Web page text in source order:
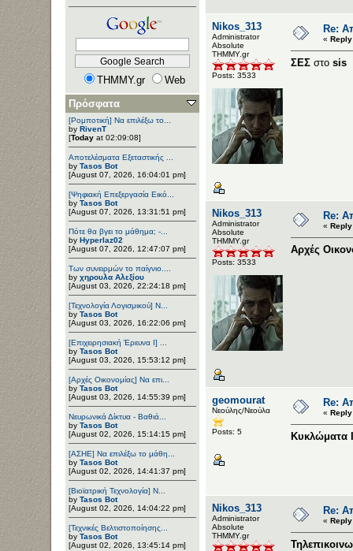
THMMY.gr
Web
Πρόσφατα
[Ρομποτική] Να επιλέξω το...
by RivenT
[Today at 02:09:08]
Αποτελέσματα Εξεταστικής ...
by Tasos Bot
[August 07, 2026, 16:04:01 pm]
[Ψηφιακή Επεξεργασία Εικό...
by Tasos Bot
[August 07, 2026, 13:31:51 pm]
Πότε θα βγει το μάθημα; -...
by Hyperlaz02
[August 07, 2026, 12:47:07 pm]
Των συνειρμών το παίγνιο....
by χηρουλα Αλεξίου
[August 03, 2026, 22:24:18 pm]
[Τεχνολογία Λογισμικού] Ν...
by Tasos Bot
[August 03, 2026, 16:22:06 pm]
[Επιχειρησιακή Έρευνα Ι] ...
by Tasos Bot
[August 03, 2026, 15:53:12 pm]
[Αρχές Οικονομίας] Να επι...
by Tasos Bot
[August 03, 2026, 14:55:39 pm]
Νευρωνικά Δίκτυα - Βαθιά...
by Tasos Bot
[August 02, 2026, 15:14:15 pm]
[ΑΣΗΕ] Να επιλέξω το μάθη...
by Tasos Bot
[August 02, 2026, 14:41:37 pm]
[Βιοϊατρική Τεχνολογία] Ν...
by Tasos Bot
[August 02, 2026, 14:04:22 pm]
[Τεχνικές Βελτιστοποίησης...
by Tasos Bot
[August 02, 2026, 13:45:14 pm]
Nikos_313
Administrator
Αbsolute
ΤΗΜΜΥ.gr
Posts: 3533
Re:
«
ΣΕΣ στο sis
Nikos_313
Administrator
Αbsolute
ΤΗΜΜΥ.gr
Posts: 3533
Re:
«
Αρχές
geomourat
Νεούλης/Νεούλα
Posts: 5
Re:
«
Κυκλώματα
Nikos_313
Administrator
Αbsolute
ΤΗΜΜΥ.gr
Re:
«